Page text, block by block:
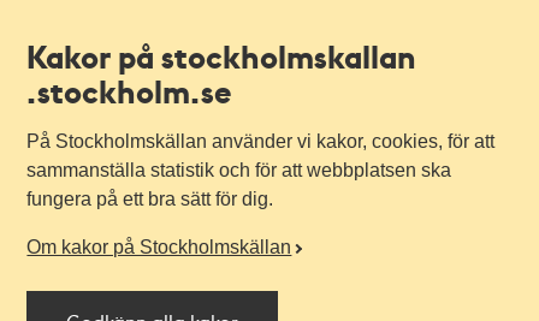
Kakor på stockholmskallan
.stockholm.se
På Stockholmskällan använder vi kakor, cookies, för att
sammanställa statistik och för att webbplatsen ska
fungera på ett bra sätt för dig.
Om kakor på Stockholmskällan